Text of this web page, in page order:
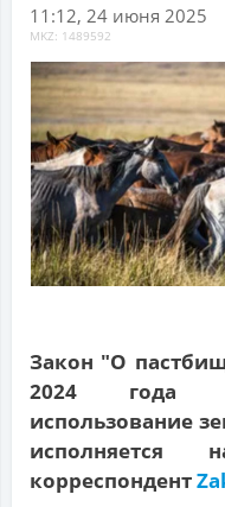
11:12, 24 июня 2025
MKZ: 1489592
Закон "О
2024 года и
использование
исполняется
корреспондент